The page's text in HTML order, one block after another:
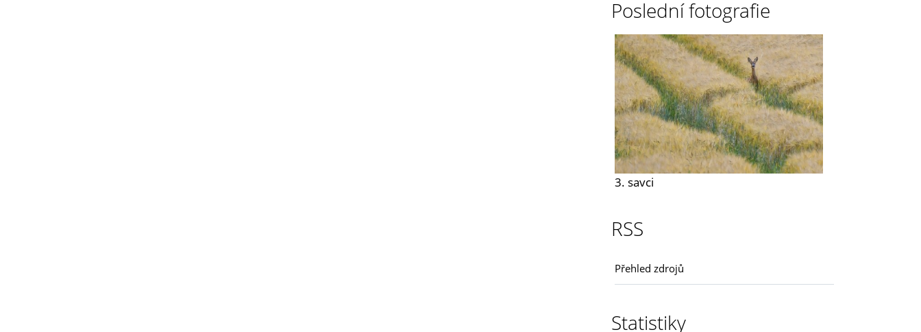
Poslední fotografie
3. savci
RSS
Přehled zdrojů
Statistiky